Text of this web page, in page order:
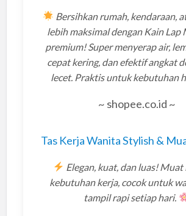
Bersihkan rumah, kendaraan,
lebih maksimal dengan Kain Lap
premium! Super menyerap air,
cepat kering, dan efektif angkat
lecet. Praktis untuk kebutuhan
~ shopee.co.id ~
Tas Kerja Wanita Stylish &
Elegan, kuat, dan luas!
kebutuhan kerja, cocok untuk
tampil rapi setiap hari.